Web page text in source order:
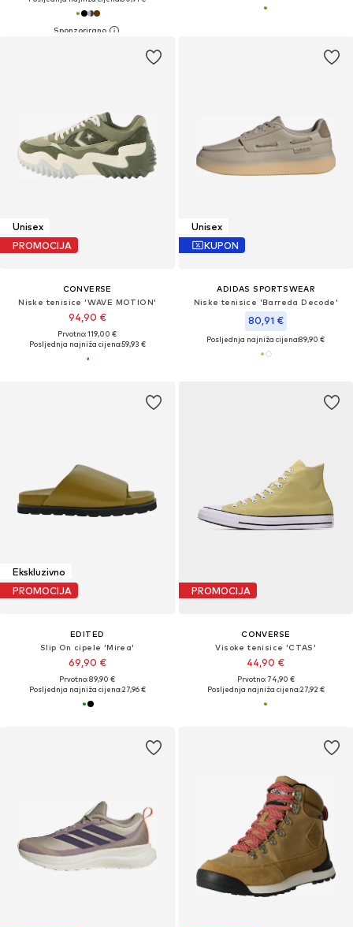
Unisex
PROMOCIJA
CONVERSE
Niske tenisice 'WAVE MOTION'
94,90 €
Prvotno: 119,00 €
Posljednja najniža cijena:59,93 €
Unisex
KUPON
ADIDAS SPORTSWEAR
Niske tenisice 'Barreda Decode'
80,91 €
Posljednja najniža cijena:89,90 €
Ekskluzivno
PROMOCIJA
EDITED
Slip On cipele 'Mirea'
69,90 €
Prvotno: 89,90 €
Posljednja najniža cijena:27,96 €
PROMOCIJA
CONVERSE
Visoke tenisice 'CTAS'
44,90 €
Prvotno: 74,90 €
Posljednja najniža cijena:27,92 €